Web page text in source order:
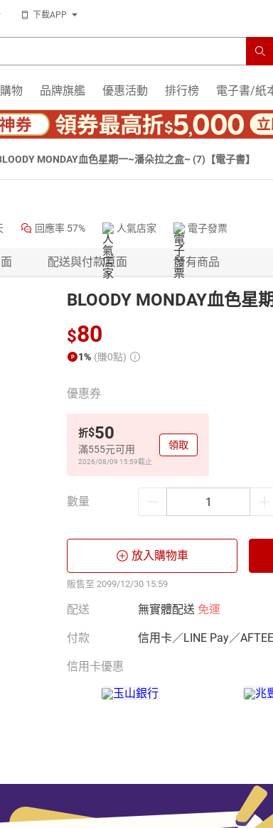
下載APP
物 品牌旗艦 優惠活動 排行榜 電子書/紙
MONDAY血色星期一~潘朵拉之盒~ (7)【電子書】
回應率 57% 人氣店家 電子發票
配送與付款頁面 所有商品
BLOODY MONDAY血色星
$80
1% (賺0點)
優惠券
折$50
滿555元可用
2026/08/09 15:59截止
領取
數量
放入購物車
販售至 2099/12/30 15:59
配送 無實體配送 免運
付款 信用卡／LINE Pay／
信用卡優惠